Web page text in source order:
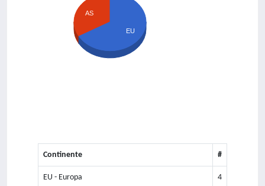
AS
EU
Continente #
EU - Europa 4